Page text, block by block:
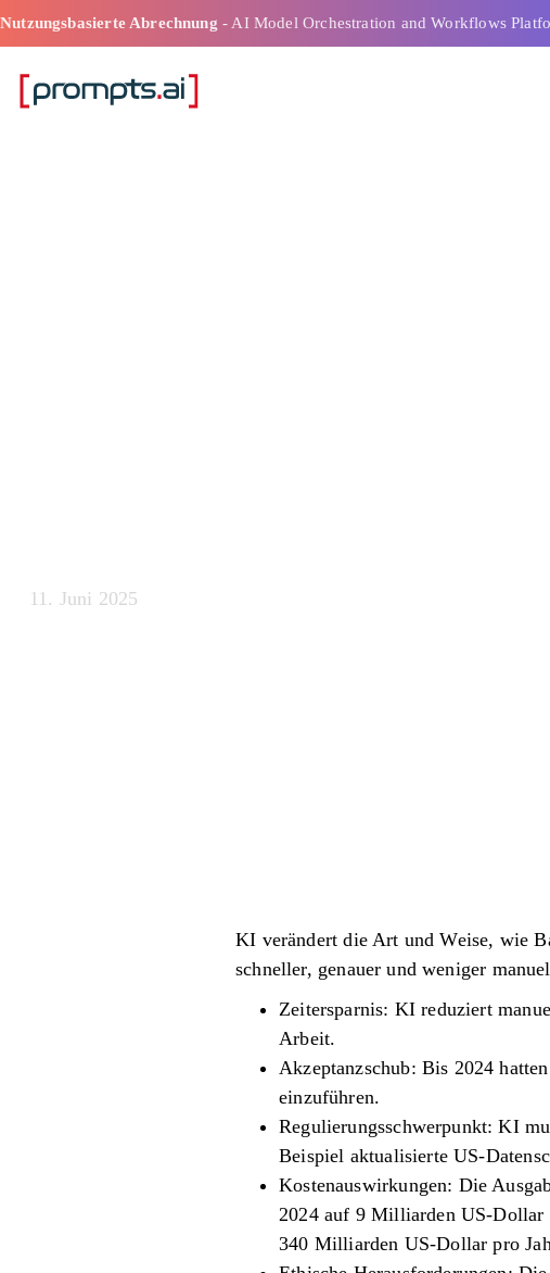
Nutzungsbasierte Abrechnung - AI Model Orchestration and Workflows
11. Juni 2025
KI verändert die Art und Weise, wie
schneller, genauer und weniger
Zeitersparnis: KI reduziert
Arbeit.
Akzeptanzschub: Bis 2024
einzuführen.
Regulierungsschwerpunkt: KI
Beispiel aktualisierte US-
Kostenauswirkungen: Die
2024 auf 9 Milliarden US-Dollar
340 Milliarden US-Dollar pro